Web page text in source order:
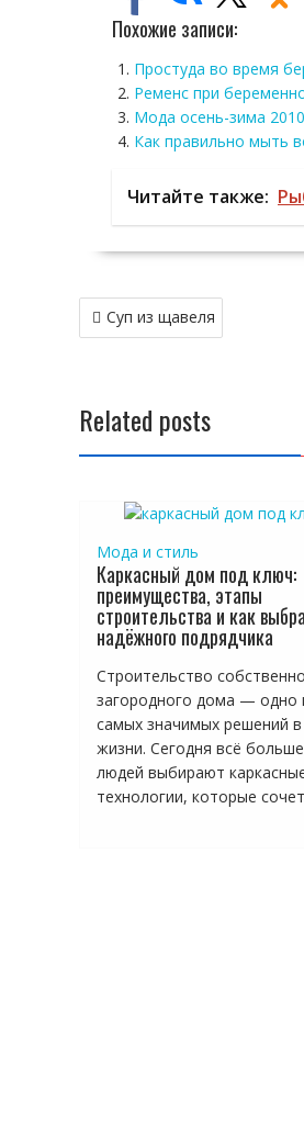
Похожие записи:
Простуда во время
Ременс при
Мода осень-зима
Как правильно мыть
Читайте также:
Навигация
по
Суп из щавеля
Related posts
Мода и стиль
Каркасный дом под ключ:
преимущества, этапы
строительства и как
надёжного подрядчика
Строительство
загородного дома — одно
самых значимых решений в
жизни. Сегодня всё больше
людей выбирают
технологии, которые